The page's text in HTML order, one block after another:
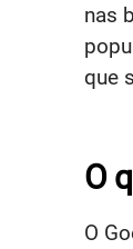
nas
que
O
O